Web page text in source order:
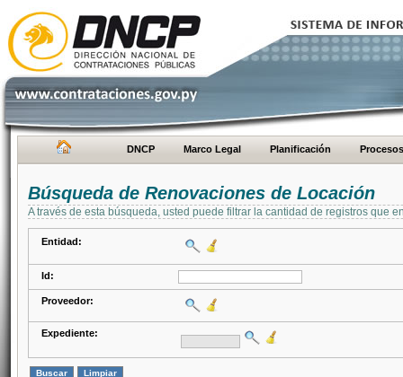
DNCP Marco Legal Planificación Procesos
Búsqueda de Renovaciones de Locación
A través de esta búsqueda, usted puede filtrar la cantidad de registros que
Entidad:
Id:
Proveedor:
Expediente: